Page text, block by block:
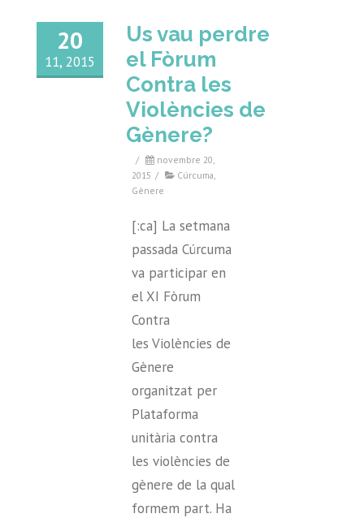
20
11, 2015
Us vau perdre
el Fòrum
Contra les
Violències de
Gènere?
/
novembre 20,
2015 / Cúrcuma,
Gènere
[:ca] La setmana
passada Cúrcuma
va participar en
el XI Fòrum
Contra
les Violències de
Gènere
organitzat per
Plataforma
unitària contra
les violències de
gènere de la qual
formem part. Ha